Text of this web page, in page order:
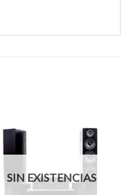
SIN EXISTENCIAS